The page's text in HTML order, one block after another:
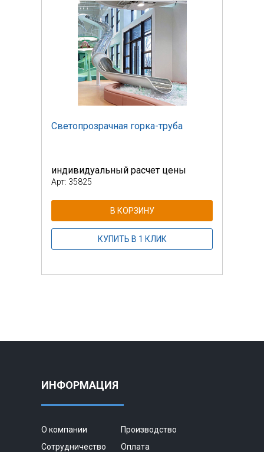
Светопрозрачная горка-труба
индивидуальный расчет цены
Арт: 35825
В КОРЗИНУ
КУПИТЬ В 1 КЛИК
ИНФОРМАЦИЯ
О компании
Производство
Сотрудничество
Оплата